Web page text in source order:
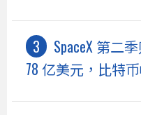
SpaceX 第二
78 亿美元，比特